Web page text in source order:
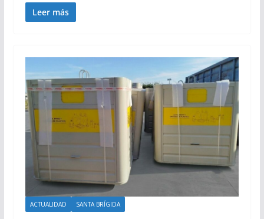
Leer más
ACTUALIDAD SANTA BRÍGIDA